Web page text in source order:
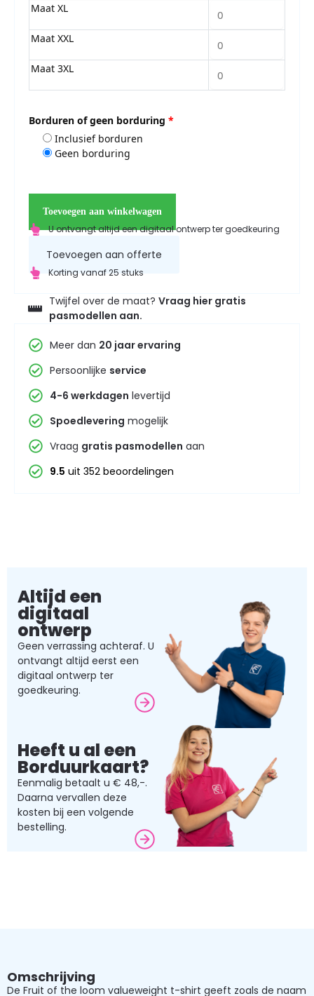
Maat XL
Maat XXL
Maat 3XL
Borduren of geen borduring *
Inclusief borduren
Geen borduring
Toevoegen aan winkelwagen
U ontvangt altijd een digitaal ontwerp ter goedkeuring
Toevoegen aan offerte
Korting vanaf 25 stuks
Twijfel over de maat? Vraag hier gratis
pasmodellen aan.
Meer dan 20 jaar ervaring
Persoonlijke service
4-6 werkdagen levertijd
Spoedlevering mogelijk
Vraag gratis pasmodellen aan
9.5 uit 352 beoordelingen
Altijd een
digitaal
ontwerp
Geen verrassing achteraf. U
ontvangt altijd eerst een
digitaal ontwerp ter
goedkeuring.
Heeft u al een
Borduurkaart?
Eenmalig betaalt u € 48,-.
Daarna vervallen deze
kosten bij een volgende
bestelling.
Omschrijving
De Fruit of the loom valueweight t-shirt geeft zoals de naam